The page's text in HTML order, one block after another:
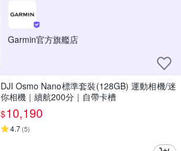
Garmin官方旗艦店
DJI Osmo Nano標準套裝(128GB) 運動相機/迷
你相機｜續航200分｜自帶卡槽
$10,190
4.7(5)